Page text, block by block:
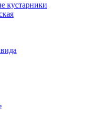
кустарники